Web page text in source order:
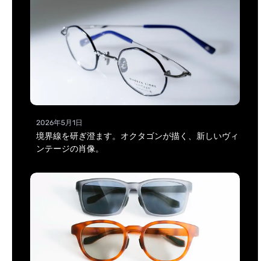
2026年5月1日
境界線を研ぎ澄ます。オクタゴンが描く、新しいヴィ
ンテージの肖像。